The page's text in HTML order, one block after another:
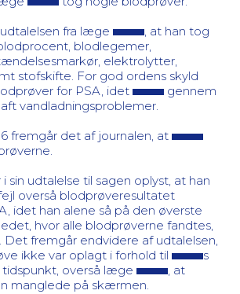
fra læge
, at han tog
blodlegemer,
elektrolytter,
stofskifte. For god ordens skyld
for PSA, idet
gennem
vandladningsproblemer.
fremgår det af journalen, at
i sin udtalelse til sagen oplyst, at han
overså blodprøveresultatet
idet han alene så på den øverste
hvor alle blodprøverne fandtes,
Det fremgår endvidere af udtalelsen,
ikke var oplagt i forhold til
s
overså læge
, at
manglede på skærmen.